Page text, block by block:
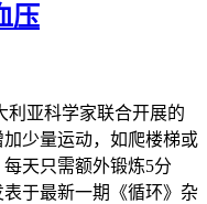
压
利亚科学家联合开展的
少量运动，如爬楼梯或
天只需额外锻炼5分
于最新一期《循环》杂